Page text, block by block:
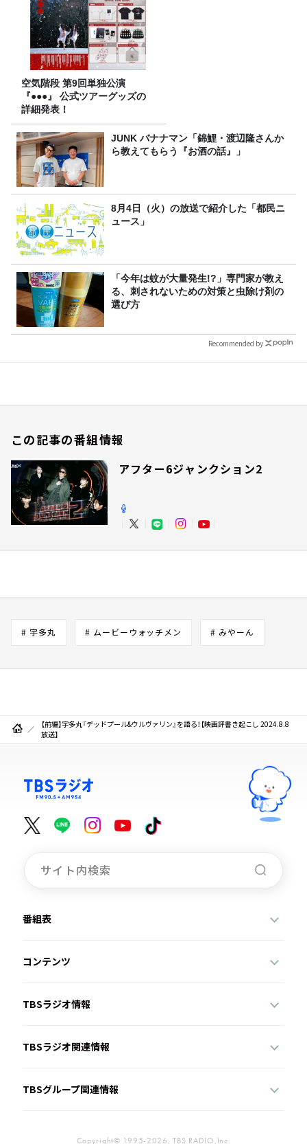
空気階段 第9回単独公演
『●●●』 公式ツアーグッズの
詳細発表！
JUNK バナナマン「錦鯉・渡辺隆さんか
ら教えてもらう『お酒の話』」
8月4日（火）の放送で紹介した「都民ニ
ュース」
「今年は蚊が大量発生!?」専門家が教え
る、刺されないための対策と虫除け剤の
選び方
Recommended by
この記事の番組情報
アフター6ジャンクション2
# 宇多丸 # ムービーウォッチメン # みやーん
【前編】宇多丸『デッドプール&ウルヴァリン』を語る！【映画評書き起こし 2024.8.8
放送】
番組表
コンテンツ
TBSラジオ情報
TBSラジオ関連情報
TBSグループ関連情報
Copyright© 1995-2026, TBS RADIO,Inc.